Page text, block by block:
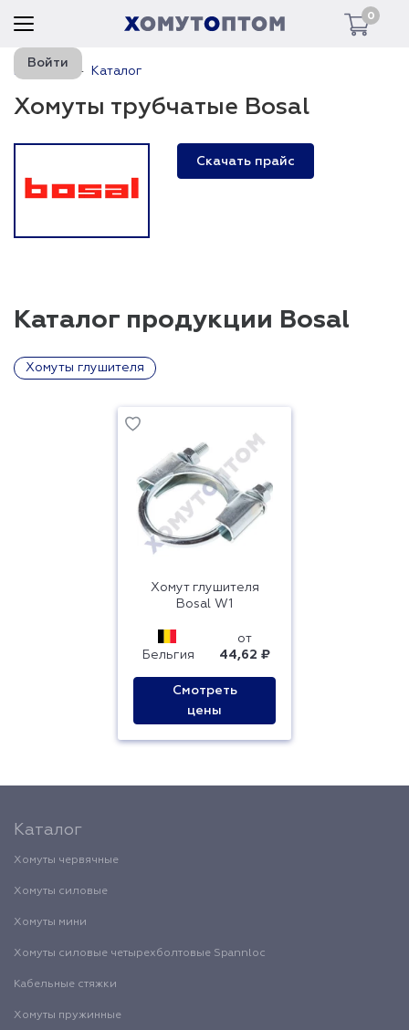
0
Войти
Главная Каталог
Хомуты трубчатые Bosal
Скачать прайс
Каталог продукции Bosal
Хомуты глушителя
Хомут глушителя
Bosal W1
Бельгия
от
44,62 ₽
Смотреть
цены
Каталог
Хомуты червячные
Хомуты силовые
Хомуты мини
Хомуты силовые четырехболтовые Spannloc
Кабельные стяжки
Хомуты пружинные